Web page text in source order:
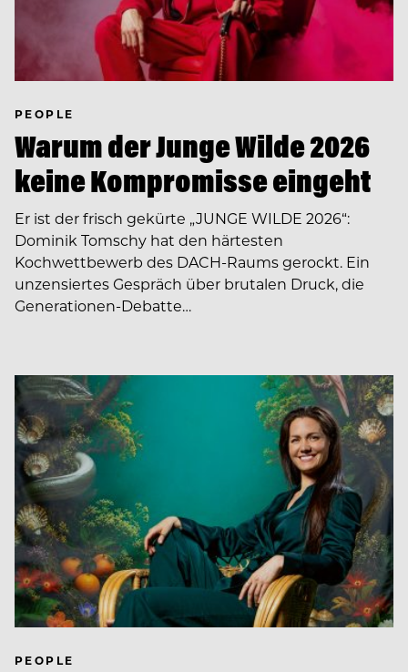
PEOPLE
Warum der Junge Wilde 2026
keine Kompromisse eingeht
Er ist der frisch gekürte „JUNGE WILDE 2026“:
Dominik Tomschy hat den härtesten
Kochwettbewerb des DACH-Raums gerockt. Ein
unzensiertes Gespräch über brutalen Druck, die
Generationen-Debatte…
PEOPLE